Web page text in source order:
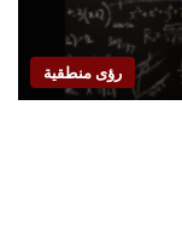
رؤى منطقية